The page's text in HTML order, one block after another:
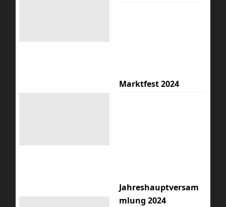
Marktfest 2024
Jahreshauptversam
mlung 2024